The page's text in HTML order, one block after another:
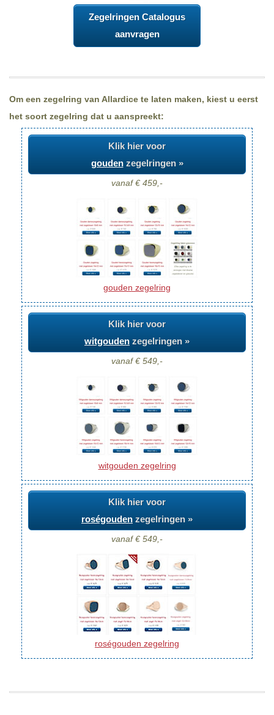
Zegelringen Catalogus
aanvragen
Om een zegelring van Allardice te laten maken, kiest u eerst
het soort zegelring dat u aanspreekt:
Klik hier voor
goudenzegelringen »
vanaf € 459,-
gouden zegelring
Klik hier voor
witgouden zegelringen »
vanaf € 549,-
witgouden zegelring
Klik hier voor
roségouden zegelringen »
vanaf € 549,-
roségouden zegelring